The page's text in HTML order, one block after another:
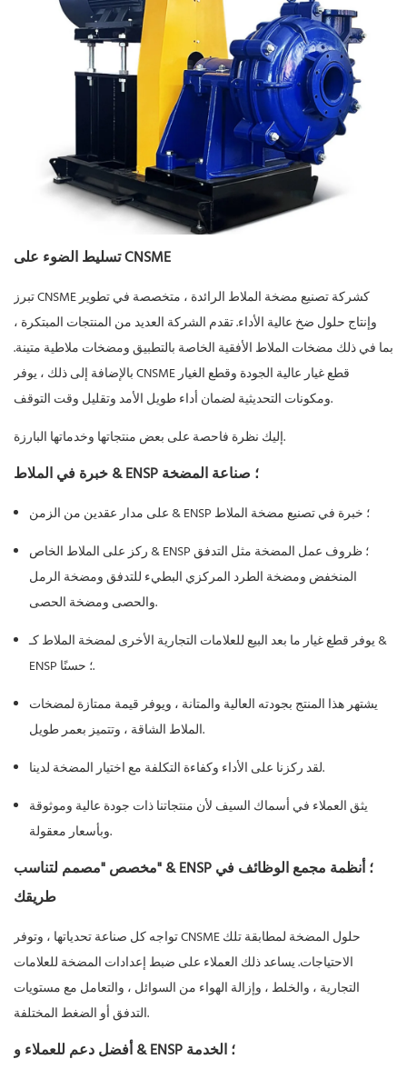
تسليط الضوء على CNSME
تبرز CNSME كشركة تصنيع مضخة الملاط الرائدة ، متخصصة في تطوير
وإنتاج حلول ضخ عالية الأداء. تقدم الشركة العديد من المنتجات المبتكرة ،
بما في ذلك مضخات الملاط الأفقية الخاصة بالتطبيق ومضخات ملاطية متينة.
بالإضافة إلى ذلك ، يوفر CNSME قطع غيار عالية الجودة وقطع الغيار
ومكونات التحديثية لضمان أداء طويل الأمد وتقليل وقت التوقف.
إليك نظرة فاحصة على بعض منتجاتها وخدماتها البارزة.
خبرة في الملاط & ENSP ؛ صناعة المضخة
على مدار عقدين من الزمن & ENSP ؛ خبرة في تصنيع مضخة الملاط
ركز على الملاط الخاص & ENSP ؛ ظروف عمل المضخة مثل التدفق
المنخفض ومضخة الطرد المركزي البطيء للتدفق ومضخة الرمل
والحصى ومضخة الحصى.
يوفر قطع غيار ما بعد البيع للعلامات التجارية الأخرى لمضخة الملاط كـ &
ENSP ؛ حسنًا.
يشتهر هذا المنتج بجودته العالية والمتانة ، ويوفر قيمة ممتازة لمضخات
الملاط الشاقة ، وتتميز بعمر طويل.
لقد ركزنا على الأداء وكفاءة التكلفة مع اختيار المضخة لدينا.
يثق العملاء في أسماك السيف لأن منتجاتنا ذات جودة عالية وموثوقة
وبأسعار معقولة.
مخصص "مصمم لتناسب" & ENSP ؛ أنظمة مجمع الوظائف في
طريقك
تواجه كل صناعة تحدياتها ، وتوفر CNSME حلول المضخة لمطابقة تلك
الاحتياجات. يساعد ذلك العملاء على ضبط إعدادات المضخة للعلامات
التجارية ، والخلط ، وإزالة الهواء من السوائل ، والتعامل مع مستويات
التدفق أو الضغط المختلفة.
أفضل دعم للعملاء و & ENSP ؛ الخدمة